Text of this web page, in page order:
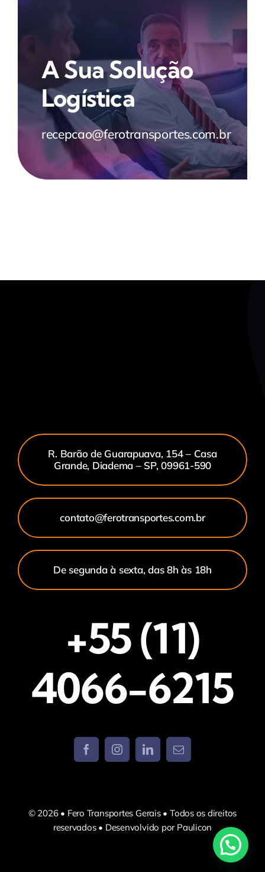
A Sua Solução
Logística
recepcao@ferotransportes.com.br
R. Barão de Guarapuava, 154 – Casa
Grande, Diadema – SP, 09961-590
contato@ferotransportes.com.br
De segunda à sexta, das 8h às 18h
+55 (11)
4066-6215
© 2026 • Fero Transportes Gerais • Todos os direitos
reservados • Desenvolvido por Paulicon